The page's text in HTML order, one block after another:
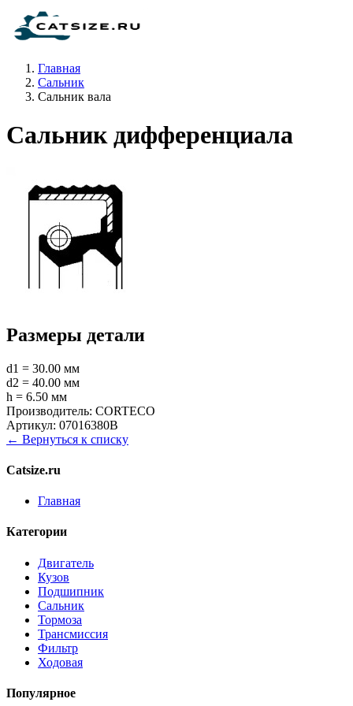
Главная
Сальник
Сальник вала
Сальник дифференциала
Размеры детали
d1 = 30.00 мм
d2 = 40.00 мм
h = 6.50 мм
Производитель: CORTECO
Артикул: 07016380B
← Вернуться к списку
Catsize.ru
Главная
Категории
Двигатель
Кузов
Подшипник
Сальник
Тормоза
Трансмиссия
Фильтр
Ходовая
Популярное